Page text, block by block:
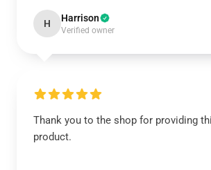
H Harrison
Verified owner
Thank you to the shop for providing
product.